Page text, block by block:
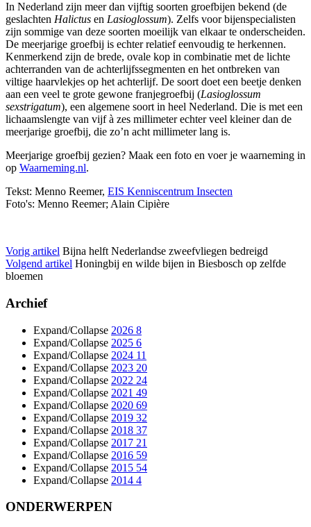
In Nederland zijn meer dan vijftig soorten groefbijen bekend (de
geslachten Halictus en Lasioglossum). Zelfs voor bijenspecialisten
zijn sommige van deze soorten moeilijk van elkaar te onderscheiden.
De meerjarige groefbij is echter relatief eenvoudig te herkennen.
Kenmerkend zijn de brede, ovale kop in combinatie met de lichte
achterranden van de achterlijfssegmenten en het ontbreken van
viltige haarvlekjes op het achterlijf. De soort doet een beetje denken
aan een veel te grote gewone franjegroefbij (Lasioglossum
sexstrigatum), een algemene soort in heel Nederland. Die is met een
lichaamslengte van vijf à zes millimeter echter veel kleiner dan de
meerjarige groefbij, die zo’n acht millimeter lang is.
Meerjarige groefbij gezien? Maak een foto en voer je waarneming in
op Waarneming.nl.
Tekst: Menno Reemer, EIS Kenniscentrum Insecten
Foto's: Menno Reemer; Alain Cipière
Vorig artikel Bijna helft Nederlandse zweefvliegen bedreigd
Volgend artikel Honingbij en wilde bijen in Biesbosch op zelfde
bloemen
Archief
Expand/Collapse 2026 8
Expand/Collapse 2025 6
Expand/Collapse 2024 11
Expand/Collapse 2023 20
Expand/Collapse 2022 24
Expand/Collapse 2021 49
Expand/Collapse 2020 69
Expand/Collapse 2019 32
Expand/Collapse 2018 37
Expand/Collapse 2017 21
Expand/Collapse 2016 59
Expand/Collapse 2015 54
Expand/Collapse 2014 4
ONDERWERPEN